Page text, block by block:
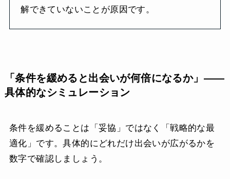
解できていないことが原因です。
「条件を緩めると出会いが何倍になるか」——
具体的なシミュレーション
条件を緩めることは「妥協」ではなく「戦略的な最
適化」です。具体的にどれだけ出会いが広がるかを
数字で確認しましょう。